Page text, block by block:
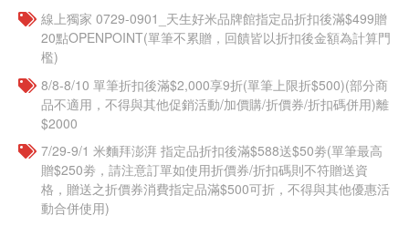
線上獨家 0729-0901_天生好米品牌館指定品折扣後滿$499贈
20點OPENPOINT(單筆不累贈，回饋皆以折扣後金額為計算門
檻)
8/8-8/10 單筆折扣後滿$2,000享9折(單筆上限折$500)(部分商
品不適用，不得與其他促銷活動/加價購/折價券/折扣碼併用)離
$2000
7/29-9/1 米麵拜澎湃 指定品折扣後滿$588送$50劵(單筆最高
贈$250劵，請注意訂單如使用折價券/折扣碼則不符贈送資
格，贈送之折價券消費指定品滿$500可折，不得與其他優惠活
動合併使用)